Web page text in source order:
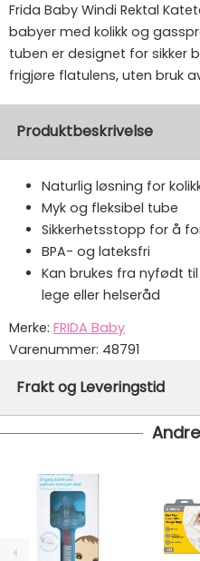
Frida Baby Windi Rektal
babyer med kolikk og
tuben er designet for sikker
frigjøre flatulens, uten bruk
Produktbeskrivelse
Naturlig løsning for
Myk og fleksibel tube
Sikkerhetsstopp for å
BPA- og lateksfri
Kan brukes fra nyfødt
lege eller helseråd
Merke: FRIDA Baby
Varenummer: 48791
Frakt og Leveringstid
På lager hos oss - klar
fraktprisen fra kr 79.-
Ekspressfrakt med
fra kr 129 - og dersom
postnummer vil du få